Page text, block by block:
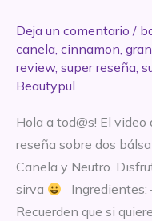
Deja un comentario /
canela, cinnamon,
review, super reseña,
Beautypul
Hola a tod@s! El
reseña sobre dos
Canela y Neutro.
sirva
Ingredientes:
Recuerden que si